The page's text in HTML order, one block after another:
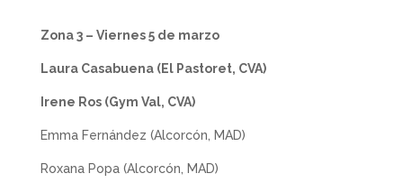
Zona 3 – Viernes 5 de marzo
Laura Casabuena (El Pastoret, CVA)
Irene Ros (Gym Val, CVA)
Emma Fernández (Alcorcón, MAD)
Roxana Popa (Alcorcón, MAD)